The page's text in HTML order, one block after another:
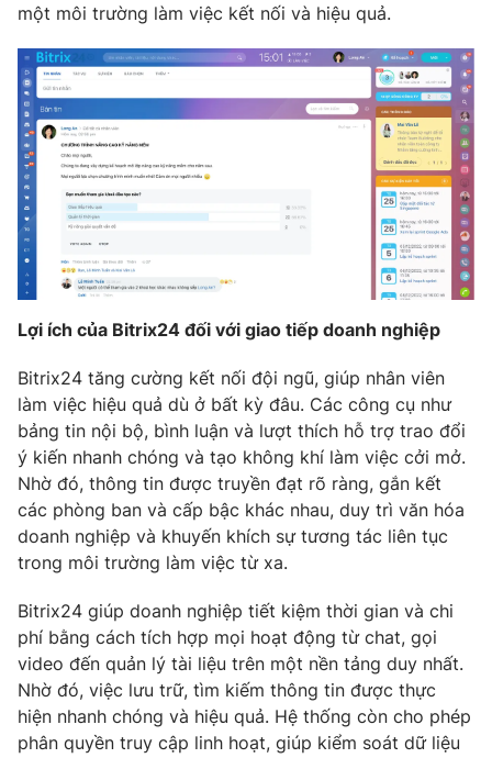
® Cấm sao chép dưới mọi hình thức nếu không có sự chấp
thuận bằng văn bản. Ghi rõ nguồn VTV.vn khi phát hành lại
thông tin từ website này.
một môi trường làm việc kết nối và hiệu quả.
Lợi ích của Bitrix24 đối với giao tiếp doanh nghiệp
Bitrix24 tăng cường kết nối đội ngũ, giúp nhân viên
làm việc hiệu quả dù ở bất kỳ đâu. Các công cụ như
bảng tin nội bộ, bình luận và lượt thích hỗ trợ trao đổi
ý kiến nhanh chóng và tạo không khí làm việc cởi mở.
Nhờ đó, thông tin được truyền đạt rõ ràng, gắn kết
các phòng ban và cấp bậc khác nhau, duy trì văn hóa
doanh nghiệp và khuyến khích sự tương tác liên tục
trong môi trường làm việc từ xa.
Bitrix24 giúp doanh nghiệp tiết kiệm thời gian và chi
phí bằng cách tích hợp mọi hoạt động từ chat, gọi
video đến quản lý tài liệu trên một nền tảng duy nhất.
Nhờ đó, việc lưu trữ, tìm kiếm thông tin được thực
hiện nhanh chóng và hiệu quả. Hệ thống còn cho phép
phân quyền truy cập linh hoạt, giúp kiểm soát dữ liệu